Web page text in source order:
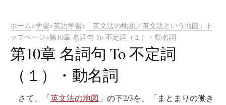
ホーム>学習>英語学習> 「英文法の地図／英文法という地図」ト
ップページ>第10章 名詞句 To 不定詞（１）・動名詞
第10章 名詞句 To 不定詞
（１）・動名詞
さて、「英文法の地図 」の下2/3を、「まとまりの働き